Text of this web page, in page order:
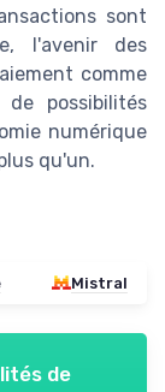
sont
l'avenir des
comme
possibilités
numérique
qu'un.
Mistral
de